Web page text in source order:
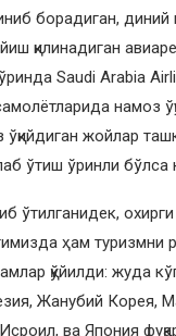
борадиган,
қилинадиган
ўринда Saudi Arabia
намоз
ўқийдиган жойлар
ўтиш ўринли бўлса
охирги
ҳам туризмни
қўйилди: жуда
Жанубий Корея,
ва Япония